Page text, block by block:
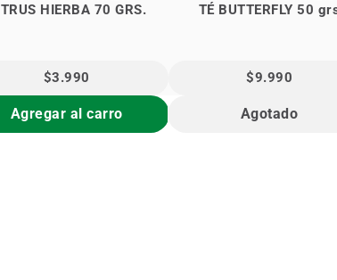
CITRUS HIERBA 70 GRS.
$3.990
Agregar al carro
TÉ BUTTERFLY 50
$9.990
Agotado